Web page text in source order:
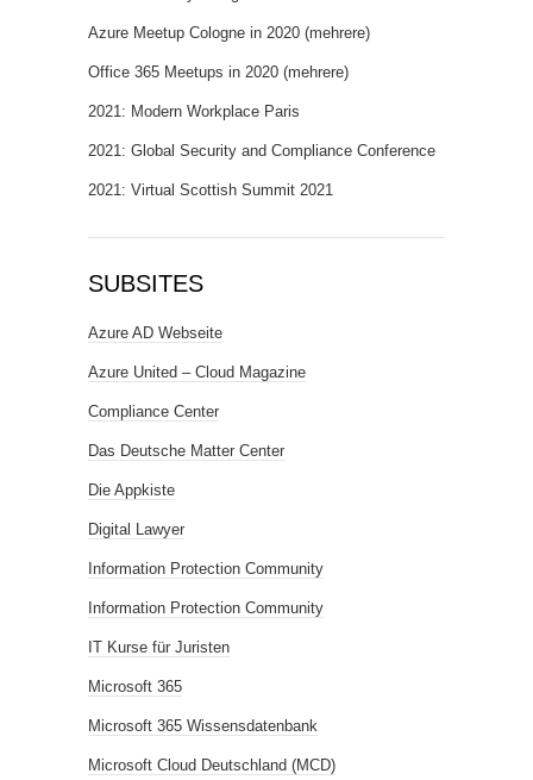
Azure Meetup Cologne in 2020 (mehrere)
Office 365 Meetups in 2020 (mehrere)
2021: Modern Workplace Paris
2021: Global Security and Compliance Conference
2021: Virtual Scottish Summit 2021
SUBSITES
Azure AD Webseite
Azure United – Cloud Magazine
Compliance Center
Das Deutsche Matter Center
Die Appkiste
Digital Lawyer
Information Protection Community
Information Protection Community
IT Kurse für Juristen
Microsoft 365
Microsoft 365 Wissensdatenbank
Microsoft Cloud Deutschland (MCD)